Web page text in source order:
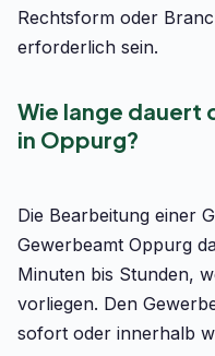
Rechtsform oder
erforderlich sein.
Wie lange dauert
in Oppurg?
Die Bearbeitung einer
Gewerbeamt Oppurg
Minuten bis Stunden,
vorliegen. Den
sofort oder innerhalb